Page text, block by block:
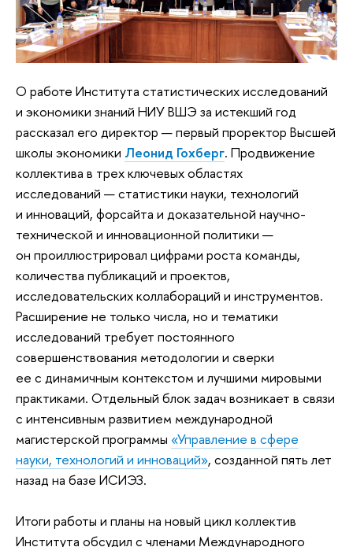
О работе Института статистических исследований
и экономики знаний НИУ ВШЭ за истекший год
рассказал его директор — первый проректор Высшей
школы экономики Леонид Гохберг. Продвижение
коллектива в трех ключевых областях
исследований — статистики науки, технологий
и инноваций, форсайта и доказательной научно-
технической и инновационной политики —
он проиллюстрировал цифрами роста команды,
количества публикаций и проектов,
исследовательских коллабораций и инструментов.
Расширение не только числа, но и тематики
исследований требует постоянного
совершенствования методологии и сверки
ее с динамичным контекстом и лучшими мировыми
практиками. Отдельный блок задач возникает в связи
с интенсивным развитием международной
магистерской программы «Управление в сфере
науки, технологий и инноваций», созданной пять лет
назад на базе ИСИЭЗ.
Итоги работы и планы на новый цикл коллектив
Института обсудил с членами Международного